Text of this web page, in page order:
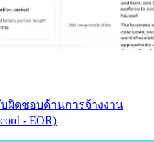
ผิดชอบด้านการจ้างงาน
- EOR)​​